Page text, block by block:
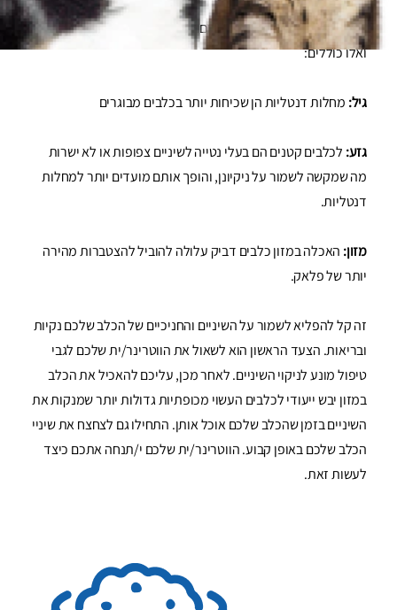
ישנם כמה גורמים שיכולים לתרום לבעיות בריאות השן אצל כלבים.
ואלו כוללים:
גיל: מחלות דנטליות הן שכיחות יותר בכלבים מבוגרים
גזע: לכלבים קטנים הם בעלי נטייה לשיניים צפופות או לא ישרות
מה שמקשה לשמור על ניקיונן, והופך אותם מועדים יותר למחלות
דנטליות.
מזון: האכלה במזון כלבים דביק עלולה להוביל להצטברות מהירה
יותר של פלאק.
זה קל להפליא לשמור על השיניים והחניכיים של הכלב שלכם נקיות
ובריאות. הצעד הראשון הוא לשאול את הווטרינר/ית שלכם לגבי
טיפול מונע לניקוי השיניים. לאחר מכן, עליכם להאכיל את הכלב
במזון יבש ייעודי לכלבים העשוי מכופתיות גדולות יותר שמנקות את
השיניים בזמן שהכלב שלכם אוכל אותן. התחילו גם לצחצח את שיניי
הכלב שלכם באופן קבוע. הווטרינר/ית שלכם י/תנחה אתכם כיצד
לעשות זאת.